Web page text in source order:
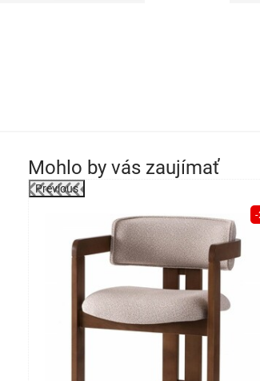
Mohlo by vás zaujímať
Previous
-